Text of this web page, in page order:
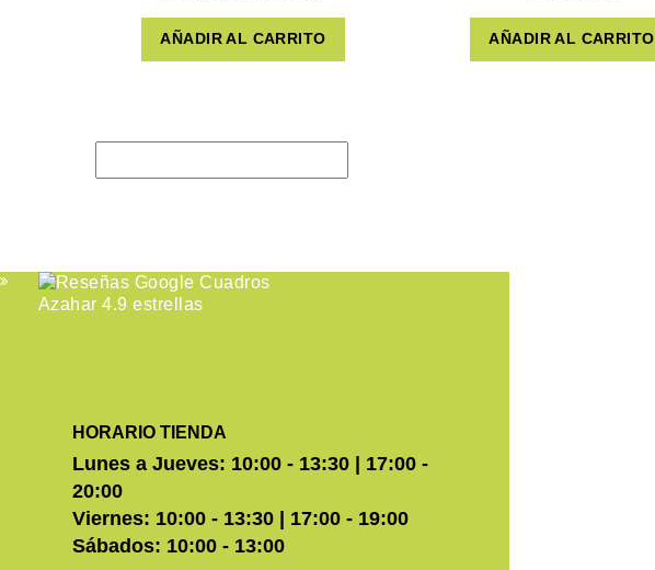
AÑADIR AL CARRITO AÑADIR AL CARRITO
HORARIO TIENDA
Lunes a Jueves: 10:00 - 13:30 | 17:00 -
20:00
Viernes: 10:00 - 13:30 | 17:00 - 19:00
Sábados: 10:00 - 13:00